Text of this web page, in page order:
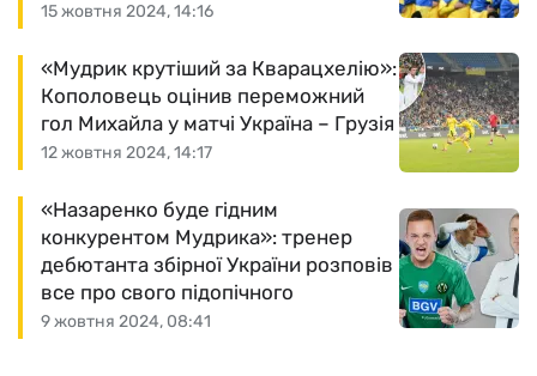
15 жовтня 2024, 14:16
12 жовтня 2024, 14:17
«Мудрик крутіший за Кварацхелію»:
Кополовець оцінив переможний
гол Михайла у матчі Україна – Грузія
9 жовтня 2024, 08:41
«Назаренко буде гідним
конкурентом Мудрика»: тренер
дебютанта збірної України розповів
все про свого підопічного